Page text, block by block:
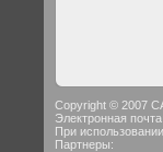
Copyright © 2007
Электронная почта:
При
Партнеры: